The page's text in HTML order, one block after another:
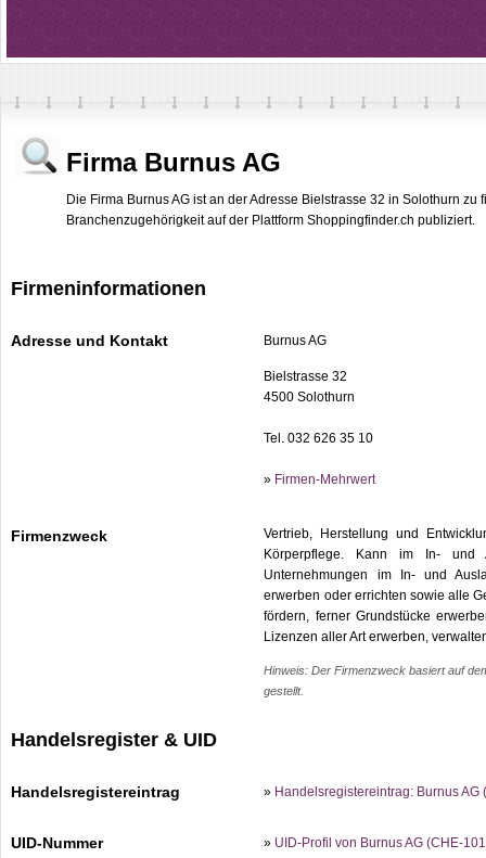
Firma Burnus AG
Die Firma Burnus AG ist an der Adresse Bielstrasse 32 in Solothurn
Branchenzugehörigkeit auf der Plattform Shoppingfinder.ch publiziert.
Firmeninformationen
Adresse und Kontakt Burnus AG
Bielstrasse 32
4500 Solothurn
Tel. 032 626 35 10
» Firmen-Mehrwert
Firmenzweck
Vertrieb, Herstellung und
Körperpflege. Kann im In- und
Unternehmungen im In- und
erwerben oder errichten sowie alle
fördern, ferner Grundstücke
Lizenzen aller Art erwerben,
Hinweis: Der Firmenzweck basiert auf
gestellt.
Handelsregister & UID
Handelsregistereintrag » Handelsregistereintrag: Burnus
UID-Nummer » UID-Profil von Burnus AG (CHE-